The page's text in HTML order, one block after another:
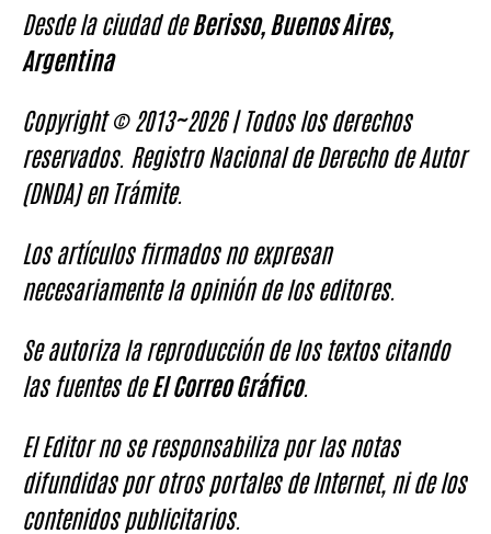
Desde la ciudad deBerisso, Buenos Aires,
Argentina
Copyright © 2013~2026 | Todos los derechos
reservados. Registro Nacional de Derecho de Autor
(DNDA) en Trámite.
Los artículos firmados no expresan
necesariamente la opinión de los editores.
Se autoriza la reproducción de los textos citando
las fuentes deEl Correo Gráfico.
El Editor no se responsabiliza por las notas
difundidas por otros portales de Internet, ni de los
contenidos publicitarios.